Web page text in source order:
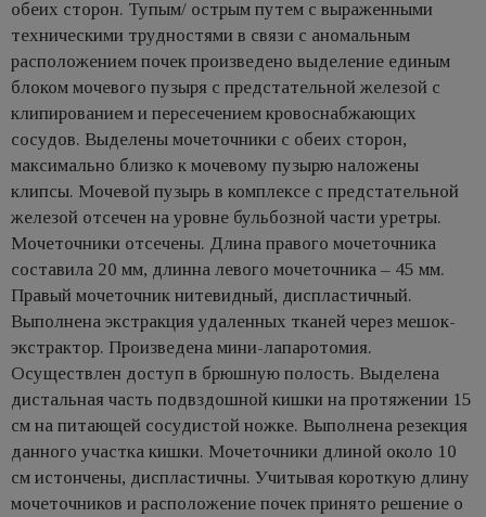
обеих сторон. Тупым/ острым путем с выраженными
техническими трудностями в связи с аномальным
расположением почек произведено выделение единым
блоком мочевого пузыря с предстательной железой с
клипированием и пересечением кровоснабжающих
сосудов. Выделены мочеточники с обеих сторон,
максимально близко к мочевому пузырю наложены
клипсы. Мочевой пузырь в комплексе с предстательной
железой отсечен на уровне бульбозной части уретры.
Мочеточники отсечены. Длина правого мочеточника
составила 20 мм, длинна левого мочеточника – 45 мм.
Правый мочеточник нитевидный, диспластичный.
Выполнена экстракция удаленных тканей через мешок-
экстрактор. Произведена мини-лапаротомия.
Осуществлен доступ в брюшную полость. Выделена
дистальная часть подвздошной кишки на протяжении 15
см на питающей сосудистой ножке. Выполнена резекция
данного участка кишки. Мочеточники длиной около 10
см истончены, диспластичны. Учитывая короткую длину
мочеточников и расположение почек принято решение о